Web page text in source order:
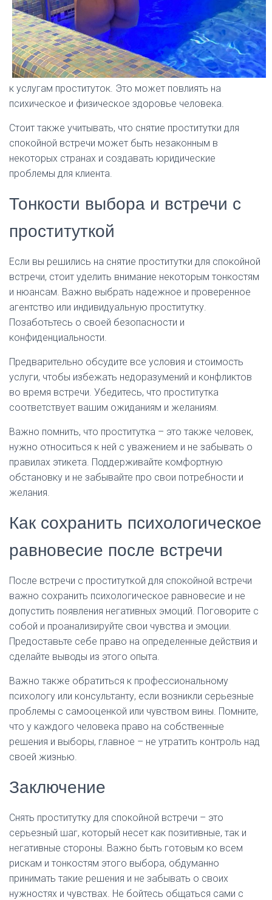
к услугам проституток. Это может повлиять на
психическое и физическое здоровье человека.
Стоит также учитывать, что снятие проститутки для
спокойной встречи может быть незаконным в
некоторых странах и создавать юридические
проблемы для клиента.
Тонкости выбора и встречи с
проституткой
Если вы решились на снятие проститутки для спокойной
встречи, стоит уделить внимание некоторым тонкостям
и нюансам. Важно выбрать надежное и проверенное
агентство или индивидуальную проститутку.
Позаботьтесь о своей безопасности и
конфиденциальности.
Предварительно обсудите все условия и стоимость
услуги, чтобы избежать недоразумений и конфликтов
во время встречи. Убедитесь, что проститутка
соответствует вашим ожиданиям и желаниям.
Важно помнить, что проститутка – это также человек,
нужно относиться к ней с уважением и не забывать о
правилах этикета. Поддерживайте комфортную
обстановку и не забывайте про свои потребности и
желания.
Как сохранить психологическое
равновесие после встречи
После встречи с проституткой для спокойной встречи
важно сохранить психологическое равновесие и не
допустить появления негативных эмоций. Поговорите с
собой и проанализируйте свои чувства и эмоции.
Предоставьте себе право на определенные действия и
сделайте выводы из этого опыта.
Важно также обратиться к профессиональному
психологу или консультанту, если возникли серьезные
проблемы с самооценкой или чувством вины. Помните,
что у каждого человека право на собственные
решения и выборы, главное – не утратить контроль над
своей жизнью.
Заключение
Снять проститутку для спокойной встречи – это
серьезный шаг, который несет как позитивные, так и
негативные стороны. Важно быть готовым ко всем
рискам и тонкостям этого выбора, обдуманно
принимать такие решения и не забывать о своих
нужностях и чувствах. Не бойтесь общаться сами с